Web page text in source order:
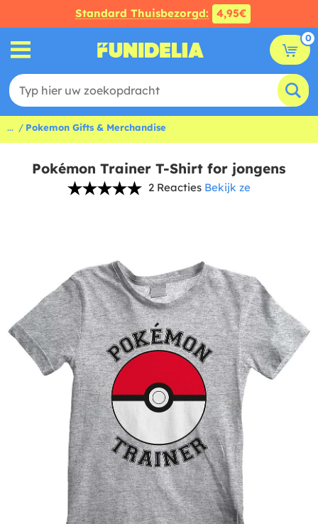
Standard Thuisbezorgd: 4,95€
0
... Pokemon Gifts & Merchandise
Pokémon Trainer T-Shirt for jongens
2 Reacties Bekijk ze